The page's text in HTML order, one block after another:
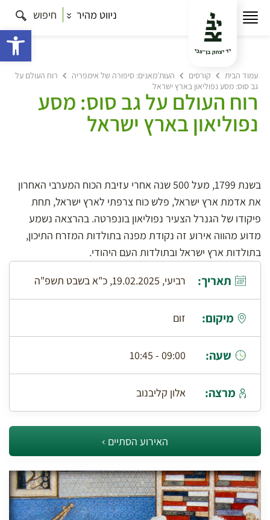
ניווט מהיר חיפוש
עמוד הבית קורסים העות’מאנים: סיפורה של אימפריה
רוח העולם על
גב סוס: מסע נפוליאון בארץ ישראל
רוח העולם על גב סוס: מסע
נפוליאון בארץ ישראל
בשנת 1799, מעל 500 שנה אחרי עזיבת הכוח המערבי האחרון
את אדמת ארץ ישראל, פלש כוח צרפתי לארץ ישראל, תחת
פיקודו של הגנרל הצעיר נפוליאון בונפרטה. בהרצאה נשמע
מדוע מהווה אירוע זה נקודת מפנה בתולדות המזרח התיכון,
בתולדות ארץ ישראל ובתולדות העם היהודי.
תאריך: רביעי, 19.02.2025, כ"א בשבט תשפ"ה
מיקום: זום
שעה: 09:00 - 10:45
מרצה: אלון קליבנוב
האירוע הסתיים